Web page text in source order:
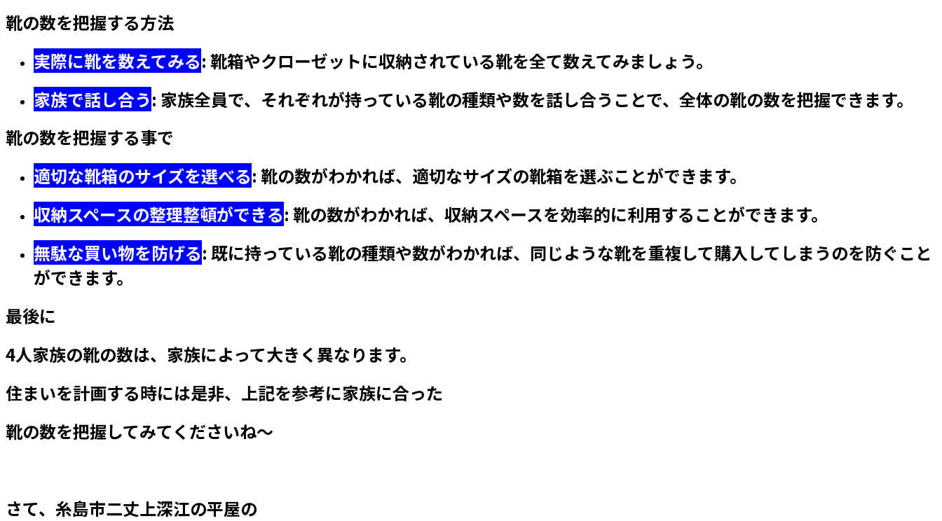
靴の数を把握する方法
実際に靴を数えてみる: 靴箱やクローゼットに収納されている靴を全て数えてみましょう。
家族で話し合う: 家族全員で、それぞれが持っている靴の種類や数を話し合うことで、全体の靴の数を把握できます。
靴の数を把握する事で
適切な靴箱のサイズを選べる: 靴の数がわかれば、適切なサイズの靴箱を選ぶことができます。
収納スペースの整理整頓ができる: 靴の数がわかれば、収納スペースを効率的に利用することができます。
無駄な買い物を防げる: 既に持っている靴の種類や数がわかれば、同じような靴を重複して購入してしまうのを防ぐこと
ができます。
最後に
4人家族の靴の数は、家族によって大きく異なります。
住まいを計画する時には是非、上記を参考に家族に合った
靴の数を把握してみてくださいね～
さて、糸島市二丈上深江の平屋の